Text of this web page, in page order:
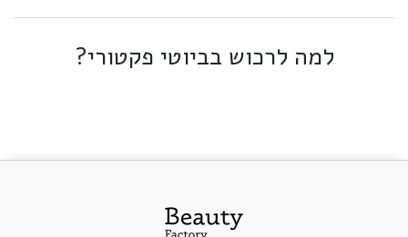
למה לרכוש בביוטי פקטורי?